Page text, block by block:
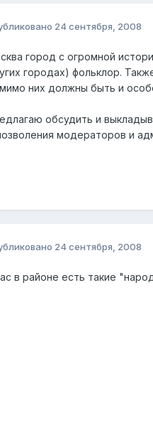
24 сентября, 2008
город с огромной
городах) фольклор.
них должны быть и
обсудить и
модераторов и
24 сентября, 2008
в районе есть такие